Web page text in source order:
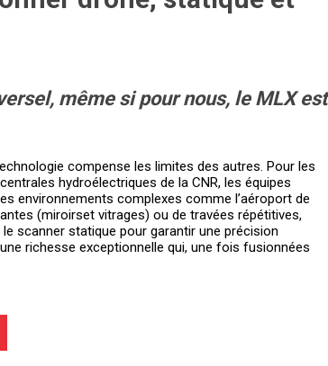
même si pour nous, le MLX est
compense les limites des autres. Pour les
hydroélectriques de la CNR, les équipes
environnements complexes comme l’aéroport de
(miroirset vitrages) ou de travées répétitives,
scanner statique pour garantir une précision
richesse exceptionnelle qui, une fois fusionnées